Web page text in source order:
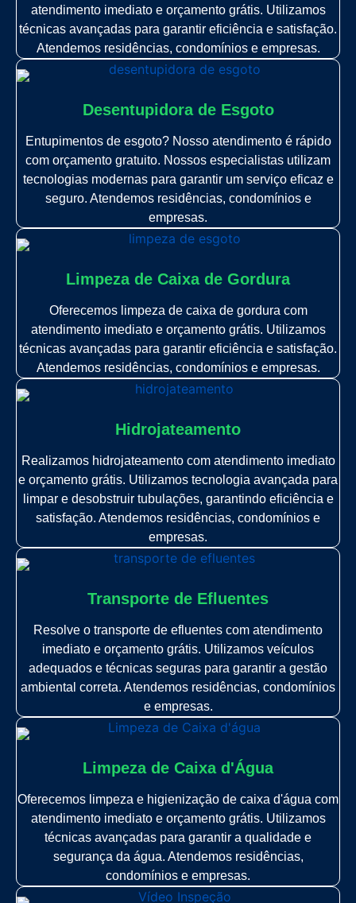
atendimento imediato e orçamento grátis. Utilizamos
técnicas avançadas para garantir eficiência e satisfação.
Atendemos residências, condomínios e empresas.
Desentupidora de Esgoto
Entupimentos de esgoto? Nosso atendimento é rápido
com orçamento gratuito. Nossos especialistas utilizam
tecnologias modernas para garantir um serviço eficaz e
seguro. Atendemos residências, condomínios e
empresas.
Limpeza de Caixa de Gordura
Oferecemos limpeza de caixa de gordura com
atendimento imediato e orçamento grátis. Utilizamos
técnicas avançadas para garantir eficiência e satisfação.
Atendemos residências, condomínios e empresas.
Hidrojateamento
Realizamos hidrojateamento com atendimento imediato
e orçamento grátis. Utilizamos tecnologia avançada para
limpar e desobstruir tubulações, garantindo eficiência e
satisfação. Atendemos residências, condomínios e
empresas.
Transporte de Efluentes
Resolve o transporte de efluentes com atendimento
imediato e orçamento grátis. Utilizamos veículos
adequados e técnicas seguras para garantir a gestão
ambiental correta. Atendemos residências, condomínios
e empresas.
Limpeza de Caixa d'Água
Oferecemos limpeza e higienização de caixa d'água com
atendimento imediato e orçamento grátis. Utilizamos
técnicas avançadas para garantir a qualidade e
segurança da água. Atendemos residências,
condomínios e empresas.